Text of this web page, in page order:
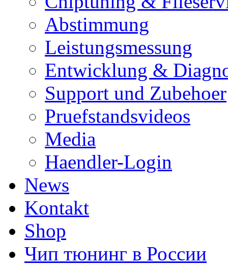
Abstimmung
Leistungsmessung
Entwicklung &
Support und Zubehoer
Pruefstandsvideos
Media
Haendler-Login
News
Kontakt
Shop
Чип тюнинг в России